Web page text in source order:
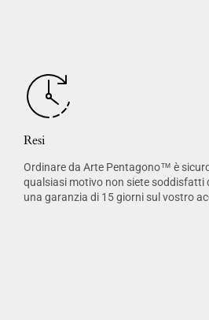
Resi
Ordinare da Arte Pentagono™ è
qualsiasi motivo non siete soddisfatti
una garanzia di 15 giorni sul vostro